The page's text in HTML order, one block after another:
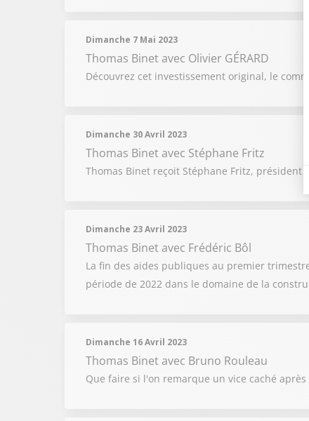
Dimanche 7 Mai 2023
Thomas Binetavec Olivier GÉRARD
Découvrez cet investissement original, le
Dimanche 30 Avril 2023
Thomas Binetavec Stéphane Fritz
Thomas Binet reçoit Stéphane Fritz, président
Dimanche 23 Avril 2023
Thomas Binetavec Frédéric Bôl
La fin des aides publiques au premier
période de 2022 dans le domaine de la
Dimanche 16 Avril 2023
Thomas Binetavec Bruno Rouleau
Que faire si l'on remarque un vice caché